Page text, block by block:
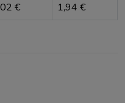
€ 1,94 €